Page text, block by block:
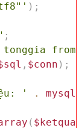
) ;
;
from
, $conn ) ;
' .
(